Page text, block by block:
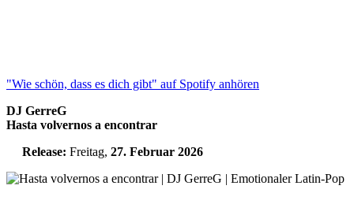
"Wie schön, dass es dich gibt" auf Spotify anhören
DJ GerreG
Hasta volvernos a encontrar
Release: Freitag, 27. Februar 2026